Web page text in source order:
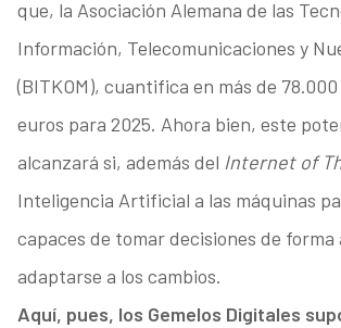
que, la Asociación Alemana de las
Información, Telecomunicaciones y
(BITKOM), cuantifica en más de
euros para 2025. Ahora bien, este
alcanzará si, además del Internet of
Inteligencia Artificial a las máquinas
capaces de tomar decisiones de forma
adaptarse a los cambios.
Aquí, pues, los Gemelos Digitales